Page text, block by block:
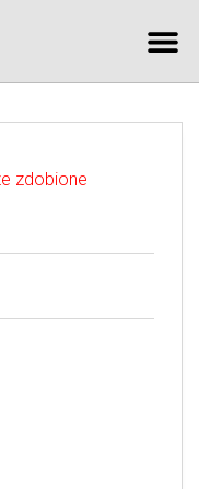
zdobione